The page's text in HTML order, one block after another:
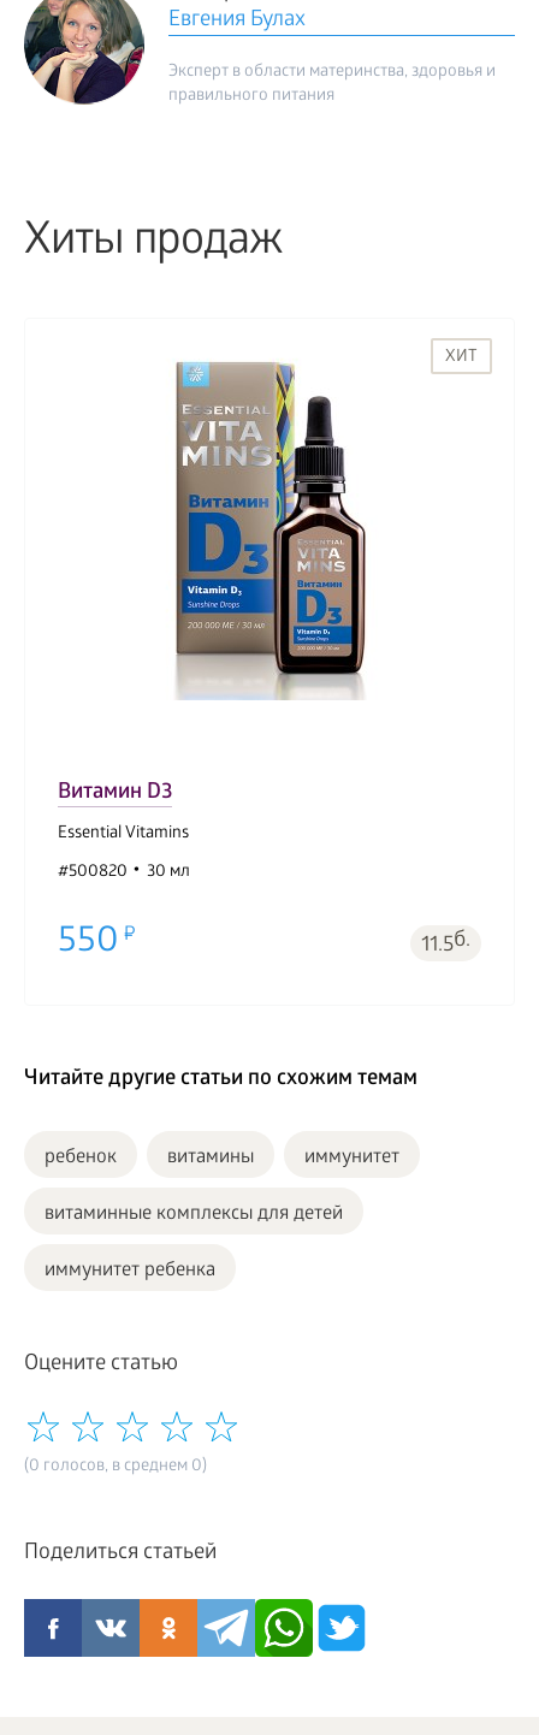
Евгения Булах
Эксперт в области материнства, здоровья и
правильного питания
Хиты продаж
ХИТ
Витамин D3
Essential Vitamins
#500820
30 мл
550 11.5б.
Читайте другие статьи по схожим темам
ребенок витамины иммунитет
витаминные комплексы для детей
иммунитет ребенка
Оцените статью
(0 голосов, в среднем 0)
Поделиться статьей